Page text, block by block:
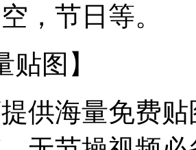
，节日等。
图】
供海量免费